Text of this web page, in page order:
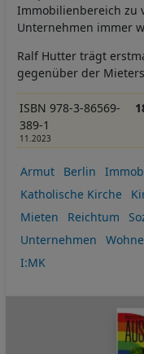
Immobilienbereich zu
Unternehmen immer
Ralf Hutter trägt
gegenüber der
ISBN 978-3-86569-
389-1
11.2023
Armut Berlin
Katholische Kirche
Mieten
Reichtum
Unternehmen
I:MK